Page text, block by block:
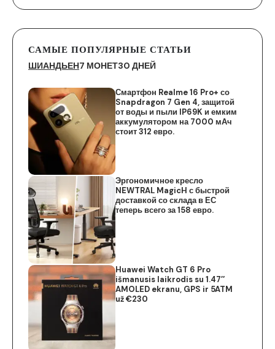
САМЫЕ ПОПУЛЯРНЫЕ СТАТЬИ
ШИАНДЬЕН7 МОНЕТ30 ДНЕЙ
Смартфон Realme 16 Pro+ со
Snapdragon 7 Gen 4, защитой
от воды и пыли IP69K и емким
аккумулятором на 7000 мАч
стоит 312 евро.
Эргономичное кресло
NEWTRAL MagicH с быстрой
доставкой со склада в ЕС
теперь всего за 158 евро.
Huawei Watch GT 6 Pro
išmanusis laikrodis su 1.47″
AMOLED ekranu, GPS ir 5ATM
už €230